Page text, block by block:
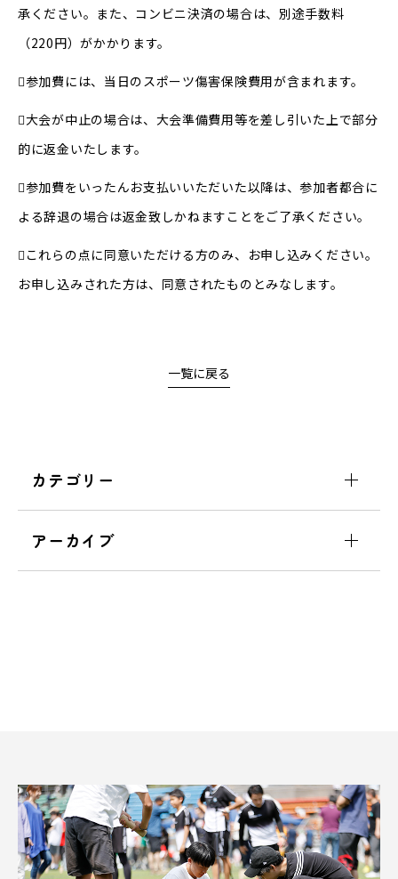
承ください。また、コンビニ決済の場合は、別途手数料
（220円）がかかります。
参加費には、当日のスポーツ傷害保険費用が含まれます。
大会が中止の場合は、大会準備費用等を差し引いた上で部分
的に返金いたします。
参加費をいったんお支払いいただいた以降は、参加者都合に
よる辞退の場合は返金致しかねますことをご了承ください。
これらの点に同意いただける方のみ、お申し込みください。
お申し込みされた方は、同意されたものとみなします。
一覧に戻る
カテゴリー
アーカイブ